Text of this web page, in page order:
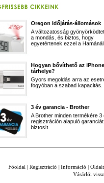
Oregon időjárás-állomások
A változatosság
a mondás, és biztos, hogy
egyetértenek ezzel a
Hogyan bővíthető az iPhone
tárhelye?
Gyors megoldás arra az
fogyóban a szabad kapacitás.
3 év garancia - Brother
A Brother minden termékére 3
regisztráción alapuló garanciát
biztosít.
Főoldal | Regisztráció | Információ |
Vásárlói